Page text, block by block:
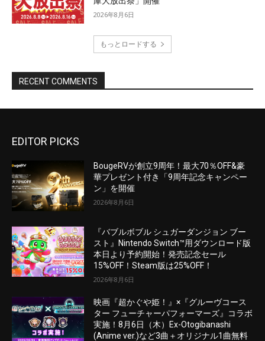
EDITOR PICKS
BougeRVが創立9周年！最大70％OFF&豪
華プレゼント付き「9周年記念キャンペー
ン」を開催
2026年8月6日
『バブルボブル シュガーダンジョン ブー
スト』Nintendo Switch™用ダウンロード版
本日より予約開始！発売記念セール
15%OFF！Steam版は25%OFF！
2026年8月6日
映画『超かぐや姫！』×『グルーヴコース
ター フューチャーパフォーマーズ』コラボ
実施！8月6日（木）Ex-Otogibanashi
(Anime ver.)など3曲＋オリジナル1曲無料